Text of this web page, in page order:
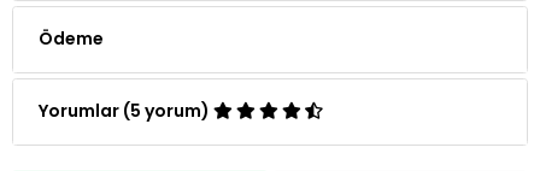
Ödeme
Yorumlar (5 yorum)